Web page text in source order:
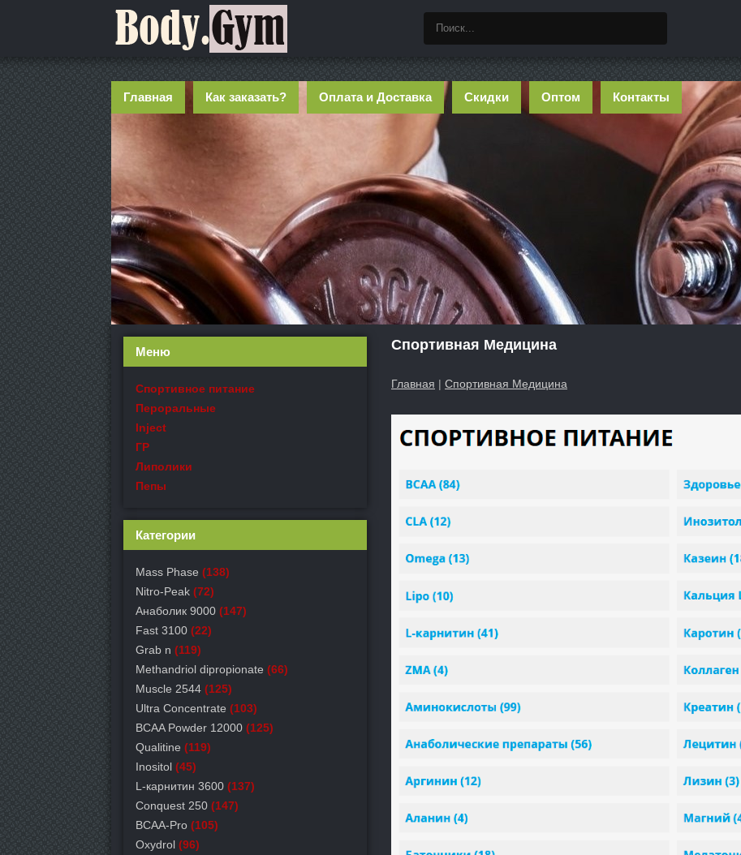
Главная Как заказать? Оплата и Доставка Скидки Оптом Контакты
Спортивная Медицина
Главная | Спортивная Медицина
Меню
Спортивное питание
Пероральные
Inject
ГР
Липолики
Пепы
Категории
Mass Phase (138)
Nitro-Peak (72)
Анаболик 9000 (147)
Fast 3100 (22)
Grab n (119)
Methandriol dipropionate (66)
Muscle 2544 (125)
Ultra Concentrate (103)
BCAA Powder 12000 (125)
Qualitine (119)
Inositol (45)
L-карнитин 3600 (137)
Conquest 250 (147)
BCAA-Pro (105)
Oxydrol (96)